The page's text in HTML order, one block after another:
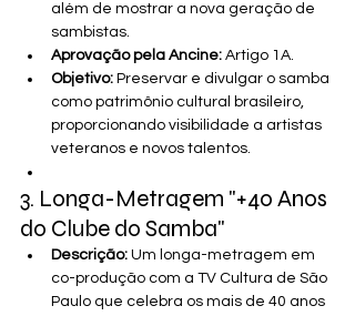
além de mostrar a nova geração de
sambistas.
Aprovação pela Ancine: Artigo 1A.
Objetivo: Preservar e divulgar o samba
como patrimônio cultural brasileiro,
proporcionando visibilidade a artistas
veteranos e novos talentos.
3. Longa-Metragem "+40 Anos
do Clube do Samba"
Descrição: Um longa-metragem em
co-produção com a TV Cultura de São
Paulo que celebra os mais de 40 anos